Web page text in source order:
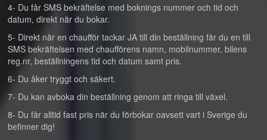
4- Du får SMS bekräftelse med boknings nummer och tid och
datum, direkt när du bokar.
5- Direkt när en chaufför tackar JA till din beställning får du en till
SMS bekräftelsen med chaufförens namn, mobilnummer, bilens
reg.nr, beställningens tid och datum samt pris.
6- Du åker tryggt och säkert.
7- Du kan avboka din beställning genom att ringa till växel.
8- Du får alltid fast pris när du förbokar oavsett vart i Sverige du
befinner dig!